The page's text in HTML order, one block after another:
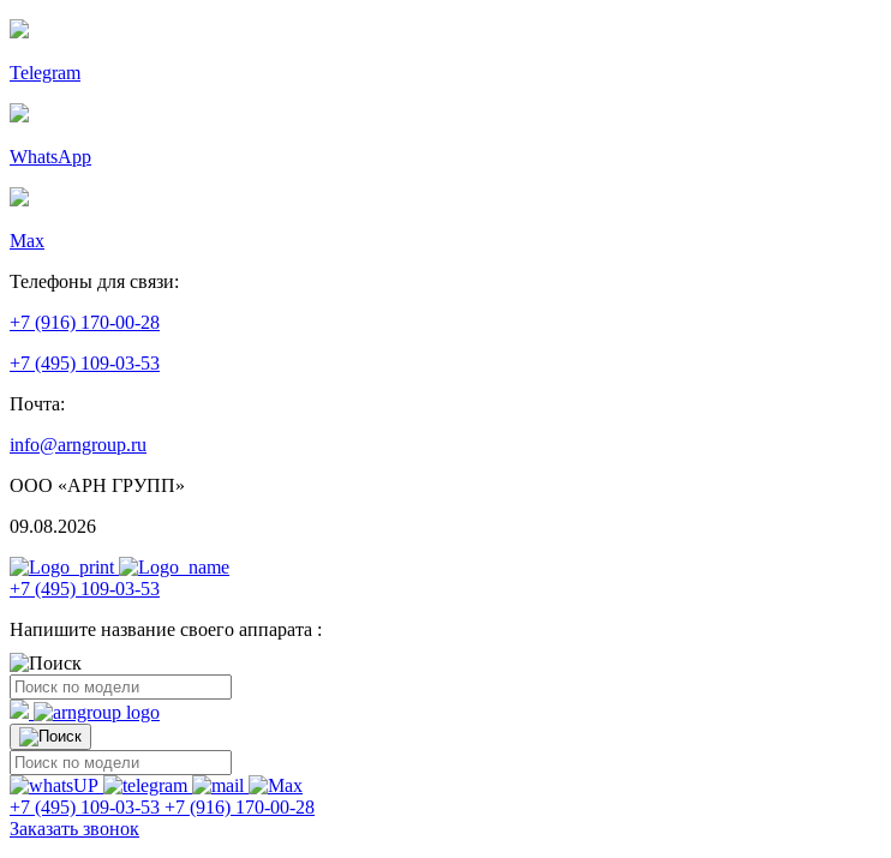
Telegram
WhatsApp
Max
Телефоны для связи:
+7 (916) 170-00-28
+7 (495) 109-03-53
Почта:
info@arngroup.ru
ООО «АРН ГРУПП»
09.08.2026
+7 (495) 109-03-53
Напишите название своего аппарата :
+7 (495) 109-03-53 +7 (916) 170-00-28
Заказать звонок